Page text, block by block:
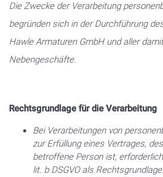
Die Zwecke der Verarbeitung
begründen sich in der Durchführung
Hawle Armaturen GmbH und aller
Nebengeschäfte.
Rechtsgrundlage für die Verarbeitung
Bei Verarbeitungen von
zur Erfüllung eines Vertrages,
betroffene Person ist,
lit. b DSGVO als